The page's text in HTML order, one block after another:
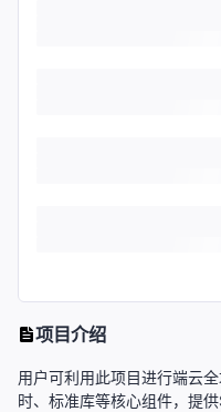
项目介绍
用户可利用此项目进行端云
时、标准库等核心组件，提